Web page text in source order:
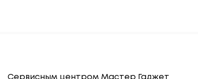
Сервисным центром Мастер Гаджет